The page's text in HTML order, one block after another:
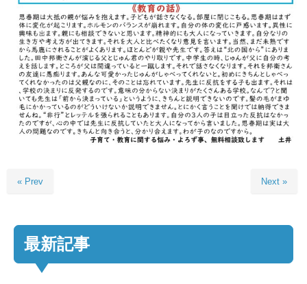
« Prev Next »
最新記事